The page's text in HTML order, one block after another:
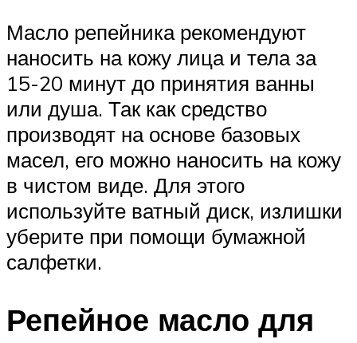
Масло репейника рекомендуют
наносить на кожу лица и тела за
15-20 минут до принятия ванны
или душа. Так как средство
производят на основе базовых
масел, его можно наносить на кожу
в чистом виде. Для этого
используйте ватный диск, излишки
уберите при помощи бумажной
салфетки.
Репейное масло для